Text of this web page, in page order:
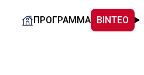
ΠΡΟΓΡΑΜΜΑ ΒΙΝΤΕΟ